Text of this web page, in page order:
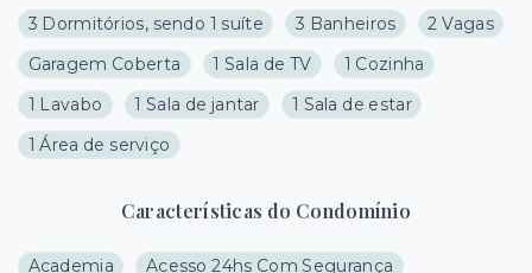
3 Dormitórios, sendo 1 suíte 3 Banheiros
2 Vagas
Garagem Coberta
1 Sala de TV
1 Cozinha
1 Lavabo
1 Sala de jantar
1 Sala de estar
1 Área de serviço
Características do Condomínio
Academia
Acesso 24hs Com Segurança